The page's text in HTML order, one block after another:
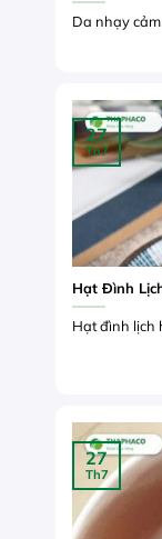
Da nhạy
Hạt Đình
Hạt đình lịch
27
Th7
27
Th7